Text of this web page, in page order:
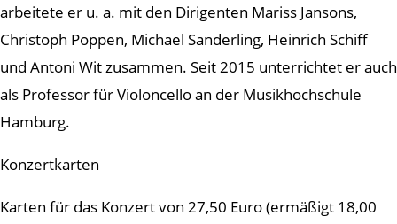
arbeitete er u. a. mit den Dirigenten Mariss Jansons,
Christoph Poppen, Michael Sanderling, Heinrich Schiff
und Antoni Wit zusammen. Seit 2015 unterrichtet er auch
als Professor für Violoncello an der Musikhochschule
Hamburg.
Konzertkarten
Karten für das Konzert von 27,50 Euro (ermäßigt 18,00